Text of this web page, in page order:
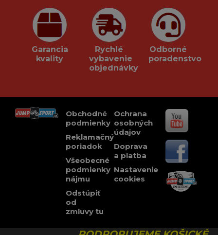
Garancia
kvality
Rychlé
vybavenie
objednávky
Odborné
poradenstvo
Obchodné
podmienky
Reklamačný
poriadok
Všeobecné
podmienky
nájmu
Odstúpiť
od
zmluvy tu
Ochrana
osobných
údajov
Doprava
a platba
Nastavenie
cookies